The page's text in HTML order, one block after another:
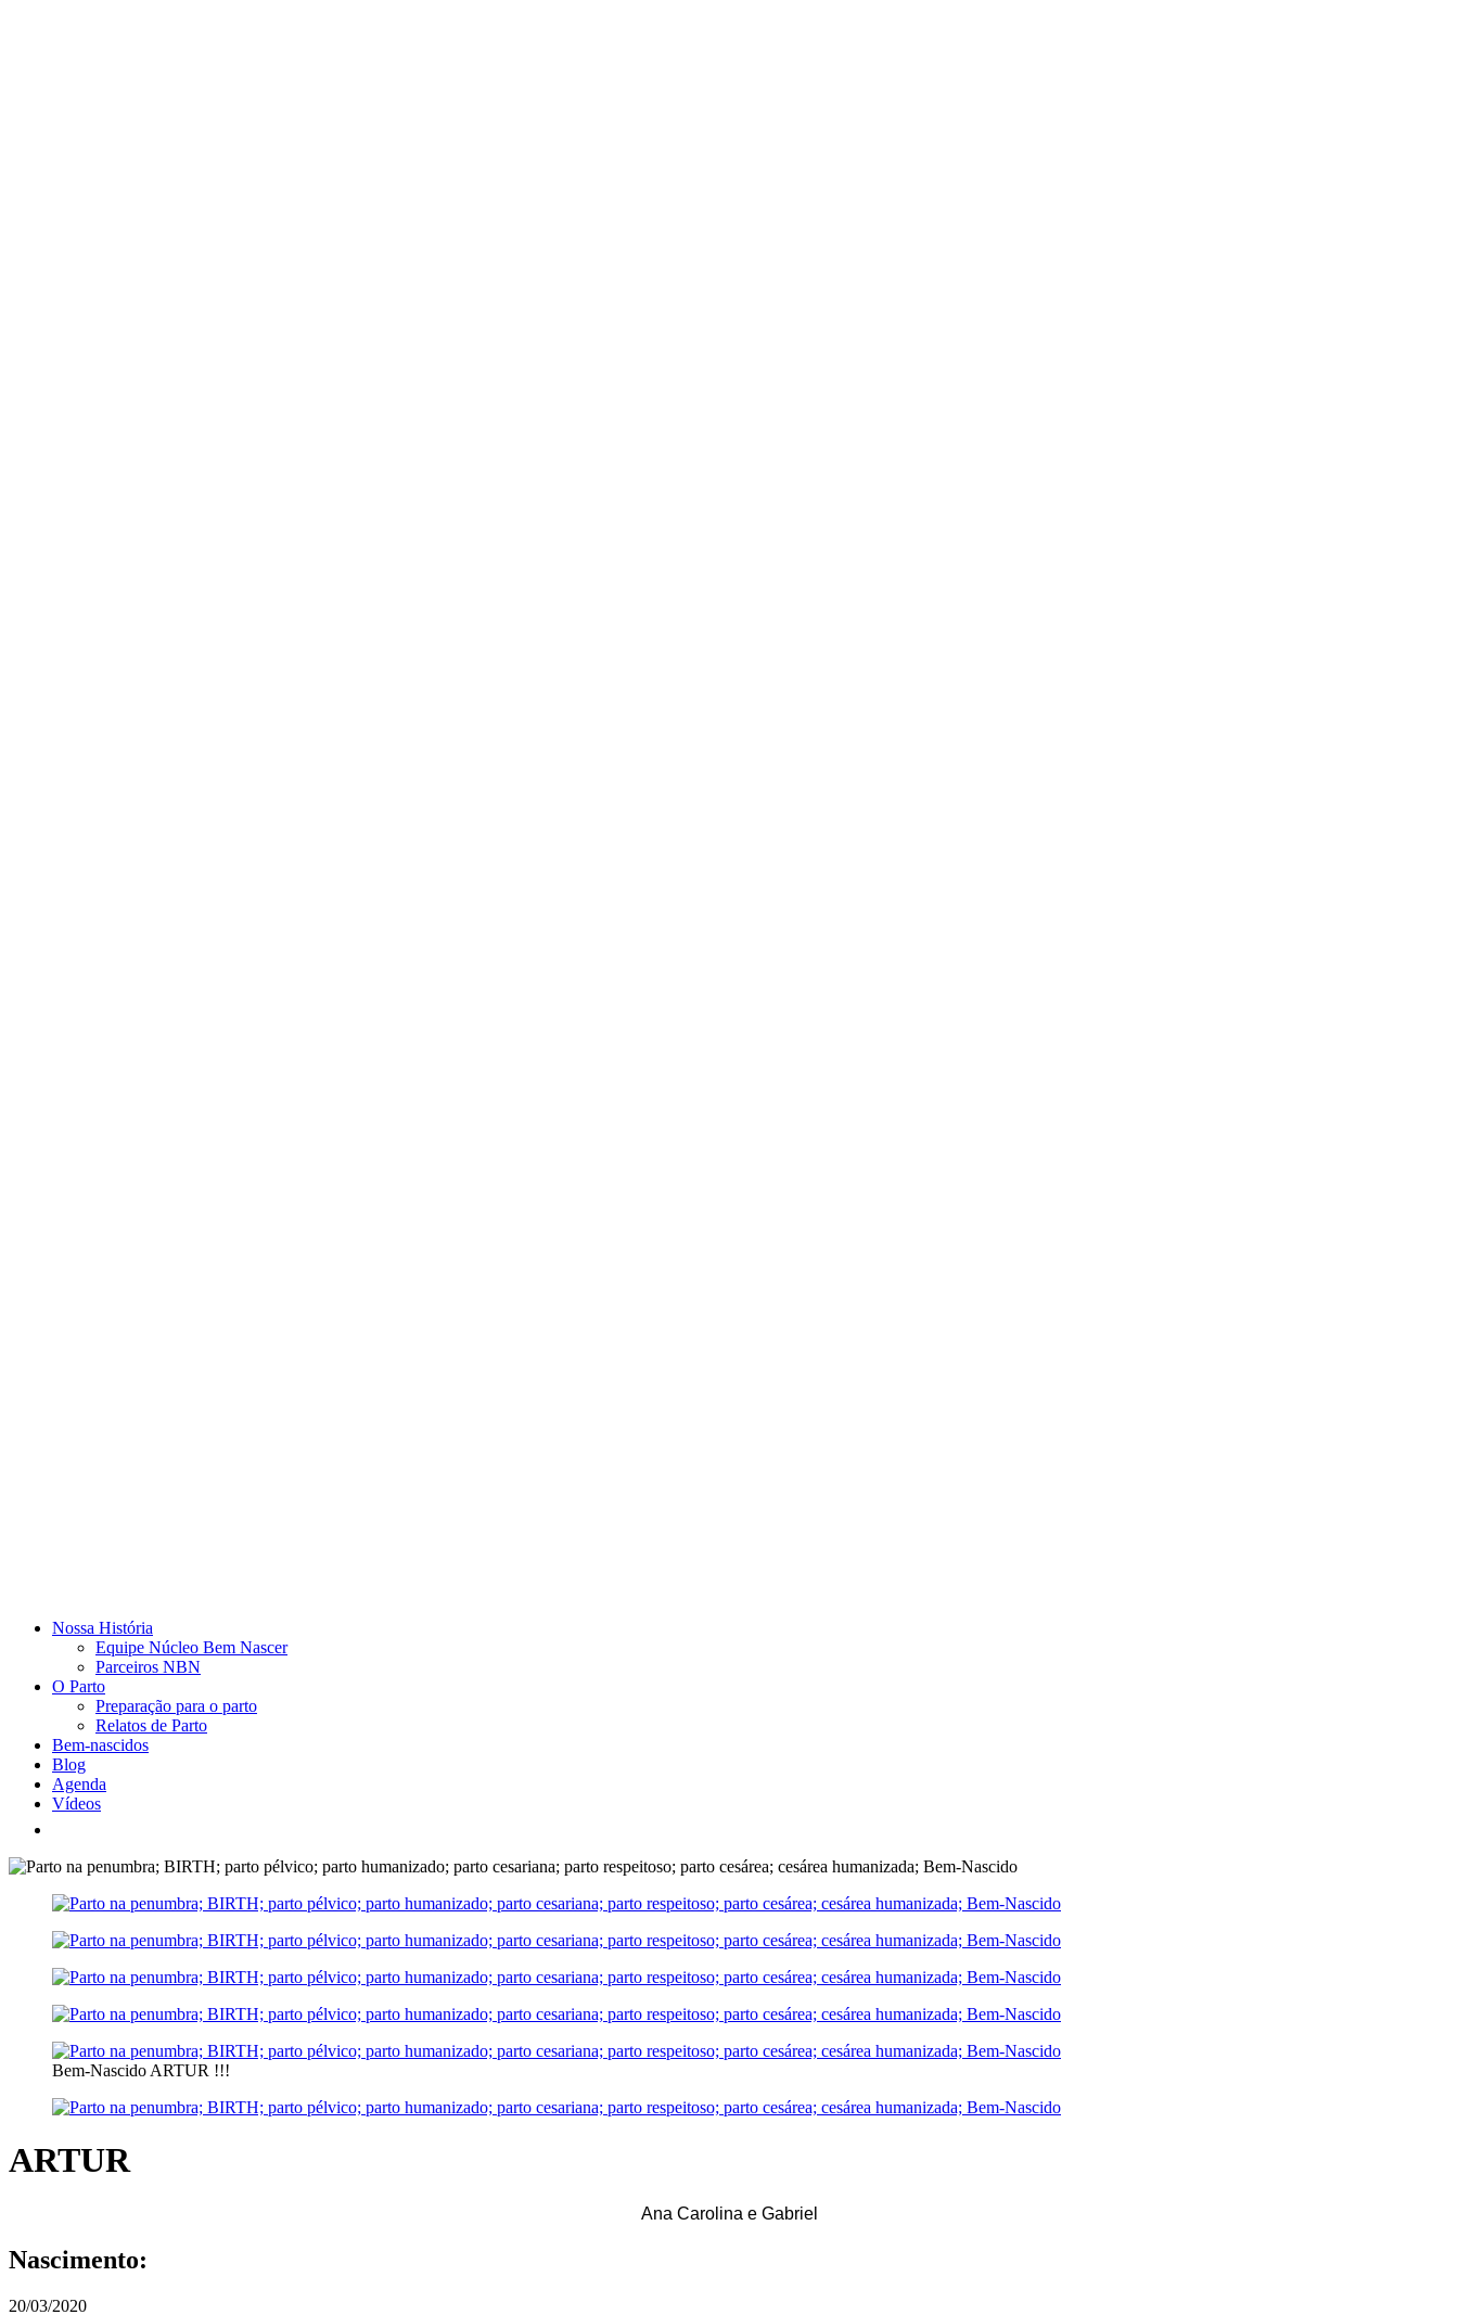
Nossa História
Equipe Núcleo Bem Nascer
Parceiros NBN
O Parto
Preparação para o parto
Relatos de Parto
Bem-nascidos
Blog
Agenda
Vídeos
Bem-Nascido ARTUR !!!
ARTUR
Ana Carolina e Gabriel
Nascimento:
20/03/2020